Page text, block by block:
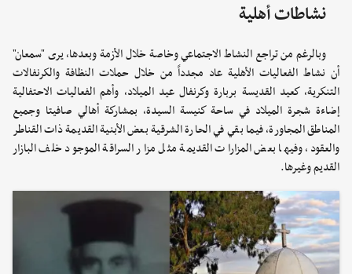
نشاطات أهلية
وبالرغم من تراجع النشاط الاجتماعي وخاصة خلال الأزمة وبعدها، يرى "سمعان"
أن نشاط الفعاليات الأهلية عاد مجدداً من خلال حملات النظافة والكرنفالات
التنكرية، كعيد القديسة بربارة وكرنفال عيد الميلاد، وأهم الفعاليات الاحتفالية
إضاءة شجرة الميلاد في ساحة كنيسة السيدة، بمشاركة أهالي صافيتا وجميع
المناطق المجاورة، فيما بقي في الحارة الشرقية بعض الأبنية القديمة ذات القناطر
والعقود، وفيها بعض المزارات القديمة مثل مزار السراقة الموجود خلف البازار
القديم وغيرها.